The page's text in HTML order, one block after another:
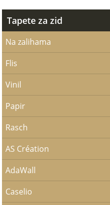
Tapete za zid
Na zalihama
Flis
Vinil
Papir
Rasch
AS Création
AdaWall
Caselio